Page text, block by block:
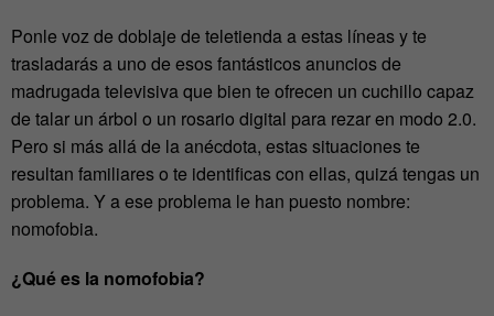
Ponle voz de doblaje de teletienda a estas líneas y te
trasladarás a uno de esos fantásticos anuncios de
madrugada televisiva que bien te ofrecen un cuchillo capaz
de talar un árbol o un rosario digital para rezar en modo 2.0.
Pero si más allá de la anécdota, estas situaciones te
resultan familiares o te identificas con ellas, quizá tengas un
problema. Y a ese problema le han puesto nombre:
nomofobia.
¿Qué es la nomofobia?